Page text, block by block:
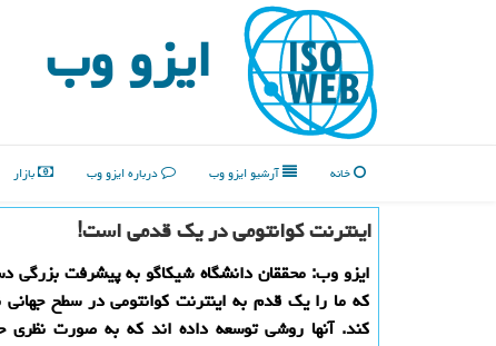
ایزو وب
خانه آرشیو ایزو وب درباره ایزو وب بازار
اینترنت کوانتومی در یک قدمی است!
ایزو وب: محققان دانشگاه شیکاگو به پیشرفت بزرگی
که ما را یک قدم به اینترنت کوانتومی در سطح
کند. آنها روشی توسعه داده اند که به صورت نظری